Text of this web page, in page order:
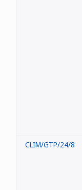
CLIM/GTP/24/8